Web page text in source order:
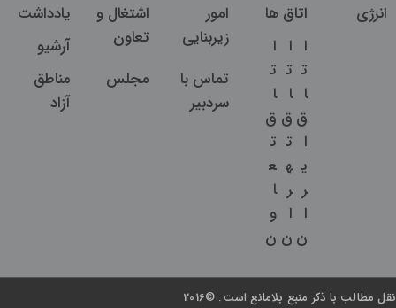
انرژی
اتاق ها
ا
ت
ا
ق
ا
ی
ر
ا
ن
ا
ت
ا
ق
ت
ه
ر
ا
ن
ا
ت
ا
ق
ت
ع
ا
و
ن
امور
زیربنایی
اشتغال و
تعاون
یادداشت
آرشیو
تماس با
سردبیر
مجلس
مناطق
آزاد
نقل مطالب با ذکر منبع بلامانع است. ©2016